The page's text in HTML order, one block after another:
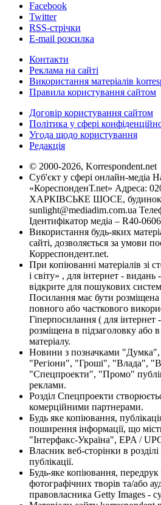
Facebook
Twitter
RSS-стрічки
E-mail розсилка
Контакти
Реклама на сайті
Використання матеріалів
Правила користування сайтом
Договір користування сайтом
Політика у сфері
Угода щодо користування
Редакція
© 2000-2026, Korrespondent.net
Суб'єкт у сфері онлайн-медіа
«КореспонденТ.net» Адреса:
ХАРКІВСЬКЕ ШОСЕ, будинок
sunlight@mediadim.com.ua
Ідентифікатор медіа – R40-
Використання будь-яких
сайті, дозволяється за умови
Корреспондент.net.
При копіюванні матеріалів зі
і світу» , для інтернет -
відкрите для пошукових
Посилання має бути розміщена
повного або часткового
Гіперпосилання ( для
розміщена в підзаголовку або
матеріалу.
Новини з позначками "Думка",
"Регіони", "Гроші", "Влада",
"Спецпроекти", "Промо"
реклами.
Розділ Спецпроекти
комерційними партнерами.
Будь яке копіювання,
поширення інформації, що
"Інтерфакс-Україна", EPA /
Власник веб-сторінки в
публікації.
Будь-яке копіювання, передрук
фотографічних творів та/або
правовласника Getty Images -